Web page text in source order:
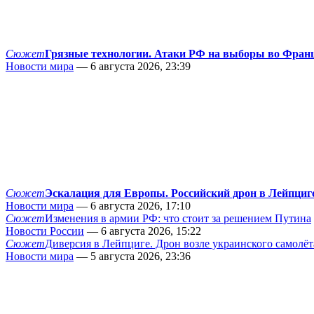
СюжетГрязные технологии. Атаки РФ на выборы во
Новости мира — 6 августа 2026, 23:39
СюжетЭскалация для Европы. Российский дрон в
Новости мира — 6 августа 2026, 17:10
СюжетИзменения в армии РФ: что стоит за решением Путина
Новости России — 6 августа 2026, 15:22
СюжетДиверсия в Лейпциге. Дрон возле украинского
Новости мира — 5 августа 2026, 23:36